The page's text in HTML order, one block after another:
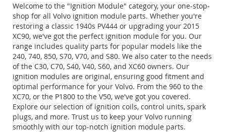
Welcome to the "Ignition Module" category, your one-stop-
shop for all Volvo ignition module parts. Whether you're
restoring a classic 1940s PV444 or upgrading your 2015
XC90, we've got the perfect ignition module for you. Our
range includes quality parts for popular models like the
240, 740, 850, S70, V70, and S80. We also cater to the needs
of the C30, C70, S40, V40, S60, and XC60 owners. Our
ignition modules are original, ensuring good fitment and
optimal performance for your Volvo. From the 960 to the
XC70, or the P1800 to the V50, we've got you covered.
Explore our selection of ignition coils, control units, spark
plugs, and more. Trust us to keep your Volvo running
smoothly with our top-notch ignition module parts.